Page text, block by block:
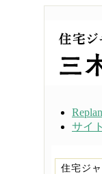
サイ
住宅ジ